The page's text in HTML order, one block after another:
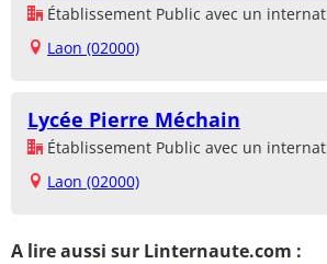
Établissement Public avec un internat
Laon (02000)
Lycée Pierre Méchain
Établissement Public avec un internat
Laon (02000)
A lire aussi sur Linternaute.com :